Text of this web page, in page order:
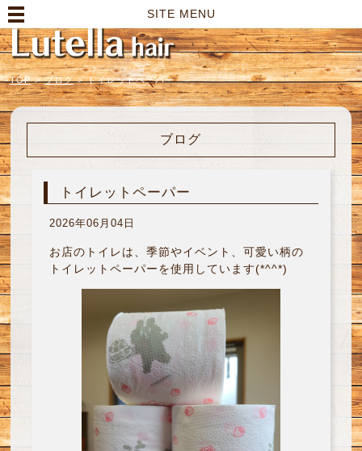
SITE MENU
TOP > ブログ > トイレットペーパー
ブログ
トイレットペーパー
2026年06月04日
お店のトイレは、季節やイベント、可愛い柄の
トイレットペーパーを使用しています(*^^*)